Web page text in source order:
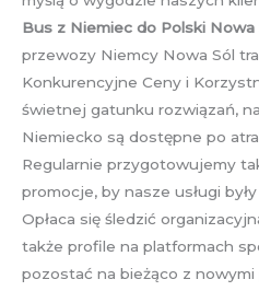
Bus z Niemiec do Polski Nowa
przewozy Niemcy Nowa Sól
Konkurencyjne Ceny i
świetnej gatunku rozwiązań,
Niemiecko są dostępne po
Regularnie przygotowujemy
promocje, by nasze usługi
Opłaca się śledzić
także profile na platformach
pozostać na bieżąco z nowymi